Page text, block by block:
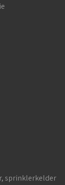
sprinklerkelder